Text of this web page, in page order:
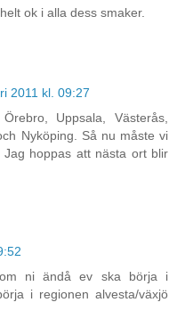
ok i alla dess smaker.
2011 kl. 09:27
Uppsala, Västerås,
Nyköping. Så nu måste vi
hoppas att nästa ort blir
ni ändå ev ska börja i
i regionen alvesta/växjö